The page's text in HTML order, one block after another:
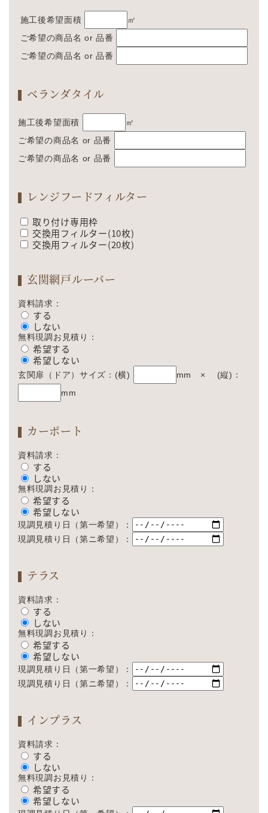
施工後希望面積
㎡
ご希望の商品名 or 品番
ご希望の商品名 or 品番
ベランダタイル
施工後希望面積
㎡
ご希望の商品名 or 品番
ご希望の商品名 or 品番
レンジフードフィルター
取り付け専用枠
交換用フィルター(10枚)
交換用フィルター(20枚)
玄関網戸ルーバー
資料請求：
する
しない
無料現調お見積り：
希望する
希望しない
玄関扉（ドア）サイズ：(横)
mm × (縦)：
mm
カーポート
資料請求：
する
しない
無料現調お見積り：
希望する
希望しない
現調見積り日（第一希望）：
現調見積り日（第ニ希望）：
テラス
資料請求：
する
しない
無料現調お見積り：
希望する
希望しない
現調見積り日（第一希望）：
現調見積り日（第ニ希望）：
インプラス
資料請求：
する
しない
無料現調お見積り：
希望する
希望しない